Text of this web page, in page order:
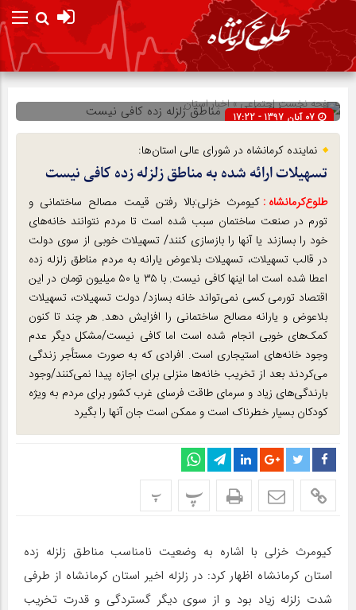
صفحه نخستاجتماعی»اخبار استان
07 آبان 1397 - 17:22
شناسه : 10541
نماینده کرمانشاه در شورای عالی استان‌ها:
تسهیلات ارائه شده به مناطق زلزله زده کافی نیست
طلوع‌‌کرمانشاه : کیومرث خزلی:بالا رفتن قیمت مصالح ساختمانی و
تورم در صنعت ساختمان سبب شده است تا مردم نتوانند خانه‌های
خود را بسازند یا آنها را بازسازی کنند/ تسهیلات خوبی از سوی دولت
در قالب تسهیلات، تسهیلات بلاعوض یارانه به مردم مناطق زلزله زده
اعطا شده است اما اینها کافی نیست. با ۳۵ یا ۵۰ میلیون تومان در این
اقتصاد تورمی کسی نمی‌تواند خانه بسازد/ دولت تسهیلات، تسهیلات
بلاعوض و یارانه مصالح ساختمانی را افزایش دهد. هر چند تا کنون
کمک‌های خوبی انجام شده است اما کافی نیست/مشکل دیگر عدم
وجود خانه‌های استیجاری است. افرادی که به صورت مستأجر زندگی
می‌کردند بعد از تخریب خانه‌ها منزلی برای اجازه پیدا نمی‌کنند/وجود
بارندگی‌های زیاد و سرمای طاقت فرسای غرب کشور برای مردم به ویژه
کودکان بسیار خطرناک است و ممکن است جان آنها را بگیرد
پ پ
کیومرث خزلی با اشاره به وضعیت نامناسب مناطق زلزله زده
استان کرمانشاه اظهار کرد: در زلزله اخیر استان کرمانشاه از طرفی
شدت زلزله زیاد بود و از سوی دیگر گستردگی و قدرت تخریب